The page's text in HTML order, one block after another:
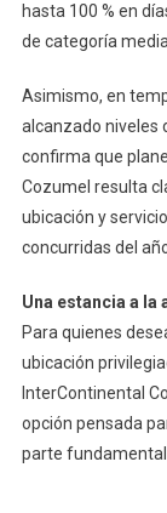
hasta 100 % en
de categoría
Asimismo, en
alcanzado niveles
confirma que
Cozumel resulta
ubicación y
concurridas del
Una estancia a la
Para quienes
ubicación
InterContinental
opción pensada
parte fundamental